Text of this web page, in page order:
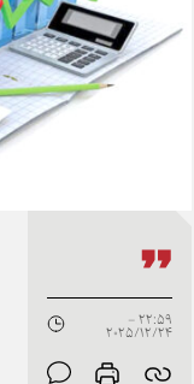
22:59 -
2025/12/24